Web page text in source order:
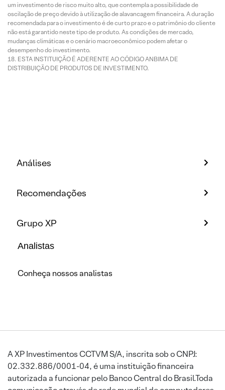
um investimento de risco muito alto, que contempla a possibilidade de
oscilação de preço devido à utilização de alavancagem financeira. A duração
recomendada para o investimento é de curto prazo e o patrimônio do cliente
não está garantido neste tipo de produto. As condições de mercado,
mudanças climáticas e o cenário macroeconômico podem afetar o
desempenho do investimento.
ESTA INSTITUIÇÃO É ADERENTE AO CÓDIGO ANBIMA DE
DISTRIBUIÇÃO DE PRODUTOS DE INVESTIMENTO.
Análises
Recomendações
Grupo XP
Analistas
Conheça nossos analistas
A XP Investimentos CCTVM S/A, inscrita sob o CNPJ:
02.332.886/0001-04, é uma instituição financeira
autorizada a funcionar pelo Banco Central do Brasil.Toda